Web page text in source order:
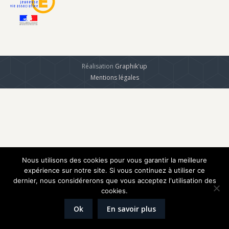
Réalisation Graphik'up
Mentions légales
Nous utilisons des cookies pour vous garantir la meilleure
expérience sur notre site. Si vous continuez à utiliser ce
dernier, nous considérerons que vous acceptez l'utilisation des
cookies.
Ok En savoir plus